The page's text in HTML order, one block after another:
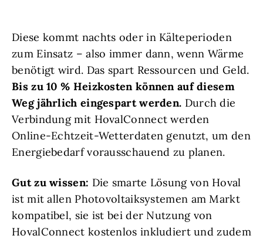
Diese kommt nachts oder in Kälteperioden
zum Einsatz – also immer dann, wenn Wärme
benötigt wird. Das spart Ressourcen und Geld.
Bis zu 10 % Heizkosten können auf diesem
Weg jährlich eingespart werden. Durch die
Verbindung mit HovalConnect werden
Online-Echtzeit-Wetterdaten genutzt, um den
Energiebedarf vorausschauend zu planen.
Gut zu wissen: Die smarte Lösung von Hoval
ist mit allen Photovoltaiksystemen am Markt
kompatibel, sie ist bei der Nutzung von
HovalConnect kostenlos inkludiert und zudem